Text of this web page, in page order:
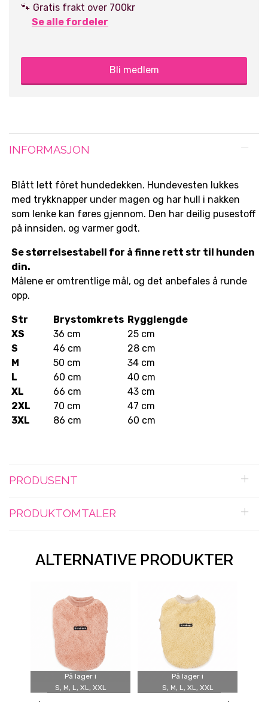
🐾 Gratis frakt over 700kr
Se alle fordeler
Bli medlem
INFORMASJON
Blått lett fôret hundedekken. Hundevesten lukkes
med trykknapper under magen og har hull i nakken
som lenke kan føres gjennom. Den har deilig pusestoff
på innsiden, og varmer godt.
Se størrelsestabell for å finne rett str til hunden
din.
Målene er omtrentlige mål, og det anbefales å runde
opp.
Str Brystomkrets Rygglengde
XS
36 cm
25 cm
S
46 cm
28 cm
M
50 cm
34 cm
L
60 cm
40 cm
XL
66 cm
43 cm
2XL
70 cm
47 cm
3XL
86 cm 60 cm
PRODUSENT
PRODUKTOMTALER
ALTERNATIVE PRODUKTER
På lager i
S, M, L, XL, XXL
På lager i
S, M, L, XL, XXL